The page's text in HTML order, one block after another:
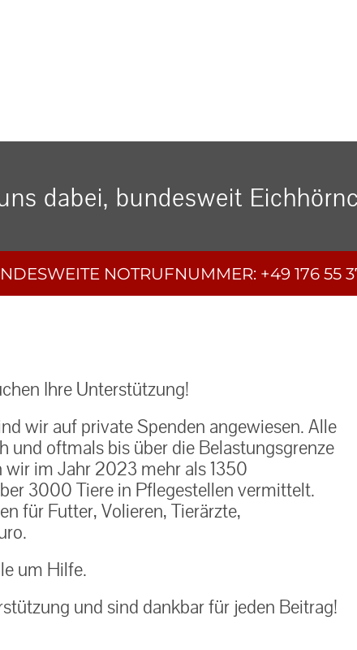
dabei, bundesweit
NOTRUFNUMMER: +49 176 55
Ihre Unterstützung!
wir auf private Spenden angewiesen. Alle
und oftmals bis über die Belastungsgrenze
im Jahr 2023 mehr als 1350
3000 Tiere in Pflegestellen vermittelt.
für Futter, Volieren, Tierärzte,
um Hilfe.
und sind dankbar für jeden Beitrag!